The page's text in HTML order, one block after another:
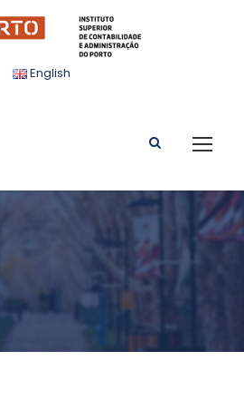
English